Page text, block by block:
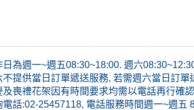
日為週一~週五08:30~18:00. 週六
不提供當日訂單遞送服務, 若需週六當日訂單
及喪禮花架因有時間要求均需以電話再行確
電話:02-25457118, 電話服務時間週一~週五